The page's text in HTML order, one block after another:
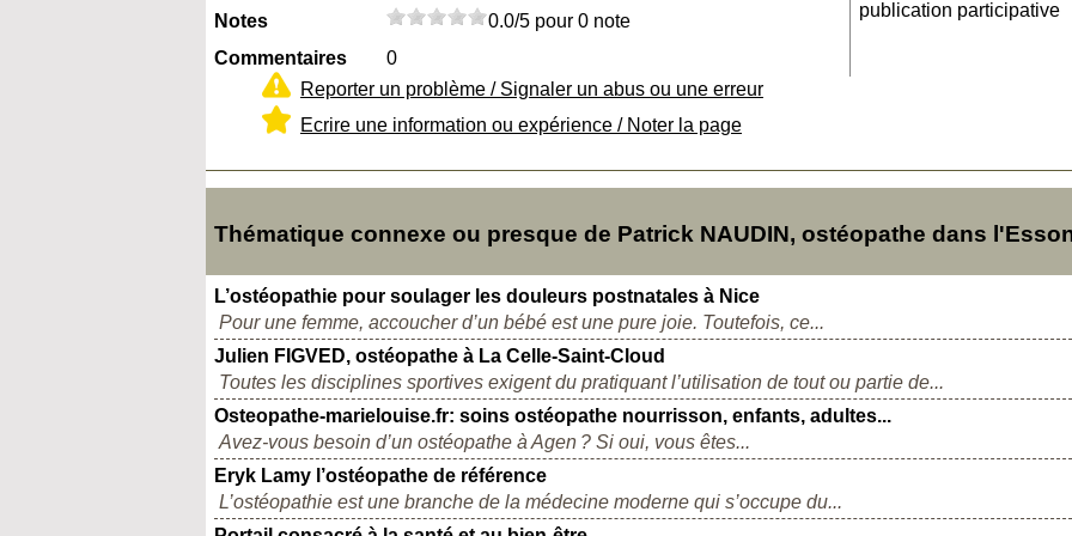
Notes
0.0/5 pour 0 note
Commentaires
0
Reporter un problème / Signaler un abus ou une erreur
Ecrire une information ou expérience / Noter la page
publication participative
Thématique connexe ou presque de Patrick NAUDIN, ostéopathe dans
L’ostéopathie pour soulager les douleurs postnatales à Nice
Pour une femme, accoucher d’un bébé est une pure joie. Toutefois, ce...
Julien FIGVED, ostéopathe à La Celle-Saint-Cloud
Toutes les disciplines sportives exigent du pratiquant l’utilisation de tout ou partie de...
Osteopathe-marielouise.fr: soins ostéopathe nourrisson, enfants, adultes...
Avez-vous besoin d’un ostéopathe à Agen ? Si oui, vous êtes...
Eryk Lamy l’ostéopathe de référence
L’ostéopathie est une branche de la médecine moderne qui s’occupe du...